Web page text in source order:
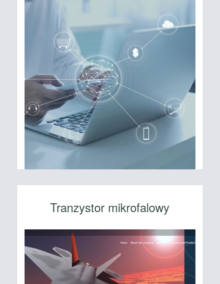
Tranzystor mikrofalowy